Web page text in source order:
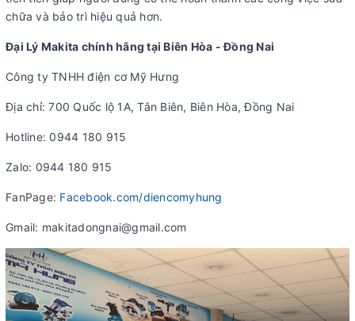
chữa và bảo trì hiệu quả hơn.
Đại Lý Makita chính hãng tại Biên Hòa - Đồng Nai
Công ty TNHH điện cơ Mỹ Hưng
Địa chỉ: 700 Quốc lộ 1A, Tân Biên, Biên Hòa, Đồng Nai
Hotline: 0944 180 915
Zalo: 0944 180 915
FanPage: Facebook.com/diencomyhung
Gmail: makitadongnai@gmail.com